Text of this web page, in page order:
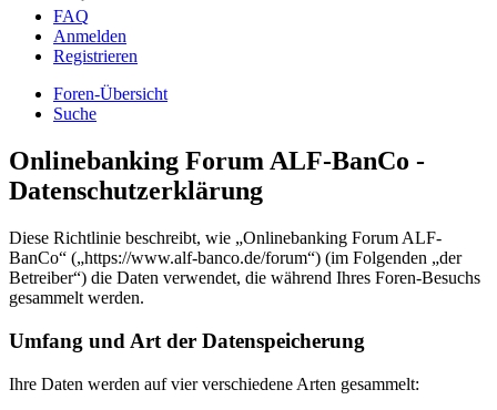
FAQ
Anmelden
Registrieren
Foren-Übersicht
Suche
Onlinebanking Forum ALF-BanCo -
Datenschutzerklärung
Diese Richtlinie beschreibt, wie „Onlinebanking Forum ALF-
BanCo“ („https://www.alf-banco.de/forum“) (im Folgenden „der
Betreiber“) die Daten verwendet, die während Ihres Foren-Besuchs
gesammelt werden.
Umfang und Art der Datenspeicherung
Ihre Daten werden auf vier verschiedene Arten gesammelt: